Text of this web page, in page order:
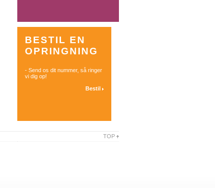
BESTIL EN
OPRINGNING
- Send os dit nummer, så ringer
vi dig op!
Bestil
TOP